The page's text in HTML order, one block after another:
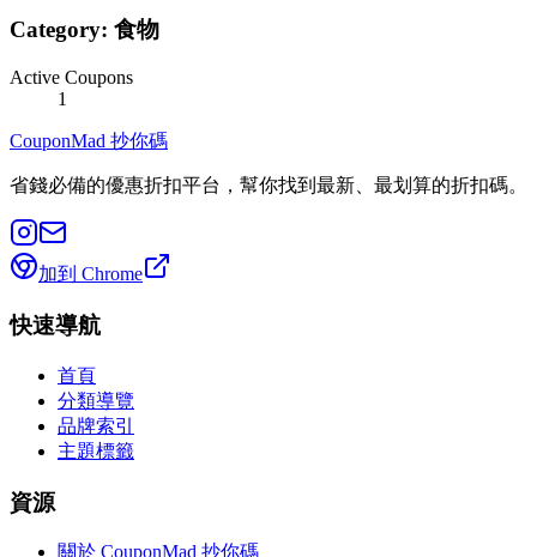
Category: 食物
Active Coupons
1
CouponMad 抄你碼
省錢必備的優惠折扣平台，幫你找到最新、最划算的折扣碼。
加到 Chrome
快速導航
首頁
分類導覽
品牌索引
主題標籤
資源
關於 CouponMad 抄你碼